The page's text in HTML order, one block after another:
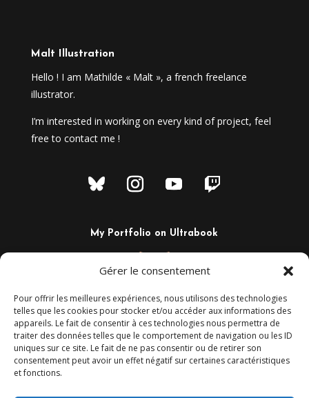
Gérer le consentement
Pour offrir les meilleures expériences, nous utilisons des technologies
telles que les cookies pour stocker et/ou accéder aux informations des
appareils. Le fait de consentir à ces technologies nous permettra de
traiter des données telles que le comportement de navigation ou les ID
uniques sur ce site. Le fait de ne pas consentir ou de retirer son
consentement peut avoir un effet négatif sur certaines caractéristiques
et fonctions.
Malt Illustration
Hello ! I am Mathilde « Malt », a french freelance
illustrator.
I’m interested in working on every kind of project, feel
free to contact me !
My Portfolio on Ultrabook
Camaalt@gmail.com